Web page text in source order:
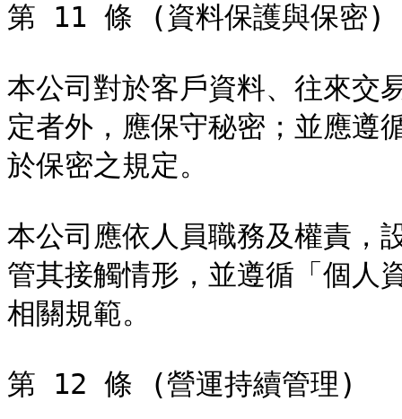
第 11 條 (資料保護與保密)
本公司對於客戶資料、往來交
定者外，應保守秘密；並應遵
於保密之規定。
本公司應依人員職務及權責，
管其接觸情形，並遵循「個人
相關規範。
第 12 條 (營運持續管理)